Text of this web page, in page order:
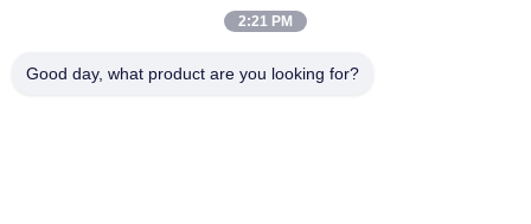
Elektryczny Skuter Z Baterią Litową
Akumulator Roweru Elektrycznego
2:21 PM
Good day, what product are you looking for?